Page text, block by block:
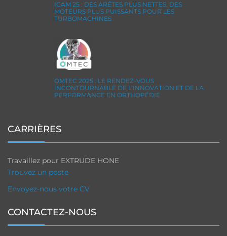
ICAM 25 : DES ARÊTES PLUS NETTES, DES
MOTEURS PLUS PUISSANTS POUR LES
TURBOMACHINES
OMTEC 2025 : LE RENDEZ-VOUS
INCONTOURNABLE DE L’INNOVATION ET DE LA
PERFORMANCE EN ORTHOPÉDIE
CARRIÈRES
Travaillez pour EXTRUDE HONE
Trouvez un poste
Envoyez-nous votre CV
CONTACTEZ-NOUS